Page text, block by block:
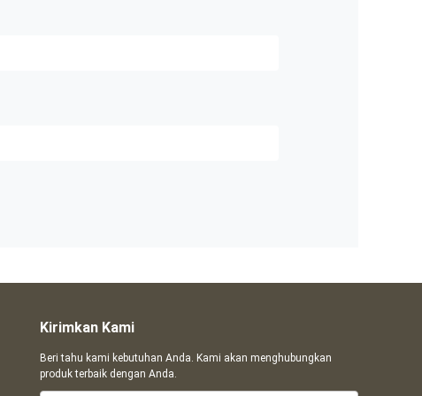
Kirimkan Kami
Beri tahu kami kebutuhan Anda. Kami akan menghubungkan
produk terbaik dengan Anda.